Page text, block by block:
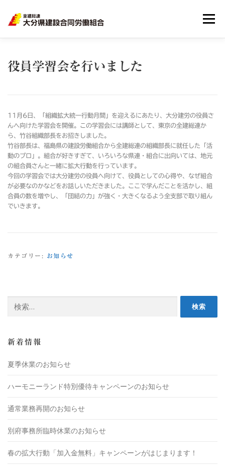
メニュー
役員学習会を行いました
11月6日、「組織拡大統一行動月間」を迎えるにあたり、大分建労の役員さ
んへ向けた学習会を開催。この学習会には講師として、東京の全建総連か
ら、竹谷組織部長をお招きしました。
竹谷部長は、福島県の建設労働組合から全建総連の組織部長に就任した「活
動のプロ」。組合が好きすぎて、いろいろな県連・組合に出向いては、地元
の組合員さんと一緒に拡大行動を行っています。
今回の学習会では大分建労の役員へ向けて、役員としての心得や、なぜ組合
が必要なのかなどをお話しいただきました。ここで学んだことを活かし、組
合員の数を増やし、「団結の力」が強く・大きくなるよう全支部で取り組ん
でいきます。
カテゴリー: お知らせ
新着情報
夏季休業のお知らせ
ハーモニーランド特別優待キャンペーンのお知らせ
通常業務再開のお知らせ
別府事務所臨時休業のお知らせ
春の拡大行動「加入金無料」キャンペーンがはじまります！